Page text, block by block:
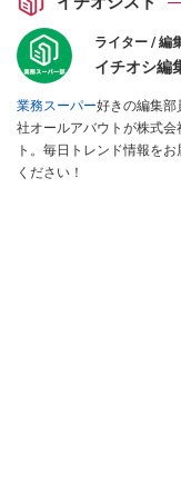
ライター / 編
イチオシ編
業務スーパー好きの編集部
社オールアバウトが株式
ト。毎日トレンド情報をお
ください！